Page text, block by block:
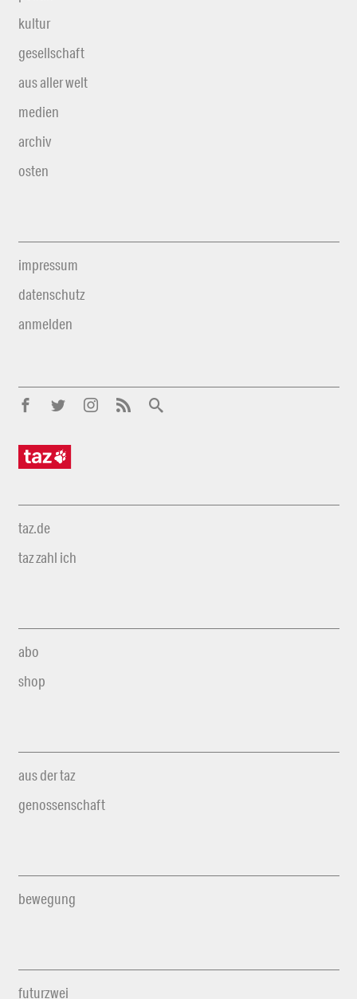
kultur
gesellschaft
aus aller welt
medien
archiv
osten
impressum
datenschutz
anmelden
taz.de
taz zahl ich
abo
shop
aus der taz
genossenschaft
bewegung
futurzwei